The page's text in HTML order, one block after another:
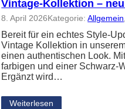
Vintage-Kollektion –
8. April 2026Kategorie:Allgemein
Bereit für ein echtes Style-
Vintage Kollektion in
einen authentischen Look.
farbigen und einer Schwarz-
Ergänzt wird…
Weiterlesen